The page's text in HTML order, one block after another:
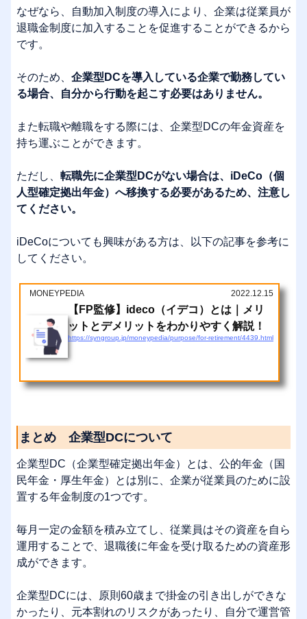
なぜなら、自動加入制度の導入により、企業は従業員が
退職金制度に加入することを促進することができるから
です。
そのため、 企業型DCを導入している企業で勤務してい
る場合、自分から行動を起こす必要はありません。
また転職や離職をする際には、企業型DCの年金資産を
持ち運ぶことができます。
ただし、 転職先に企業型DCがない場合は、iDeCo（個
人型確定拠出年金）へ移換する必要があるため、注意し
てください。
iDeCoについても興味がある方は、以下の記事を参考に
してください。
MONEYPEDIA 2022.12.15
【FP監修】ideco（イデコ）とは｜メリ
ットとデメリットをわかりやすく解説！
https://syngroup.jp/moneypedia/purpose/for-retirement/4439.html
まとめ 企業型DCについて
企業型DC（企業型確定拠出年金）とは、公的年金（国
民年金・厚生年金）とは別に、企業が従業員のために設
置する年金制度の1つです。
毎月一定の金額を積み立てし、従業員はその資産を自ら
運用することで、退職後に年金を受け取るための資産形
成ができます。
企業型DCには、原則60歳まで掛金の引き出しができな
かったり、元本割れのリスクがあったり、自分で運営管